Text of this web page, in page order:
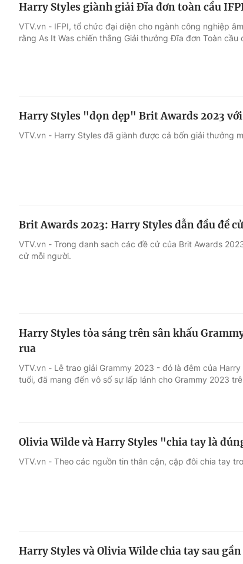
Harry Styles giành giải Đĩa đơn toàn cầu
VTV.vn - IFPI, tổ chức đại diện cho ngành công nghiệp
rằng As It Was chiến thắng Giải thưởng Đĩa đơn Toàn cầu
Harry Styles "dọn dẹp" Brit Awards 2023
VTV.vn - Harry Styles đã giành được cả bốn giải thưởng
Brit Awards 2023: Harry Styles dẫn đầu đề
VTV.vn - Trong danh sach các đề cử của Brit Awards
cử mỗi người.
Harry Styles tỏa sáng trên sân khấu
rua
VTV.vn - Lễ trao giải Grammy 2023 - đó là đêm của
tuổi, đã mang đến vô số sự lấp lánh cho Grammy 2023
Olivia Wilde và Harry Styles "chia tay là
VTV.vn - Theo các nguồn tin thân cận, cặp đôi chia tay
Harry Styles và Olivia Wilde chia tay sau